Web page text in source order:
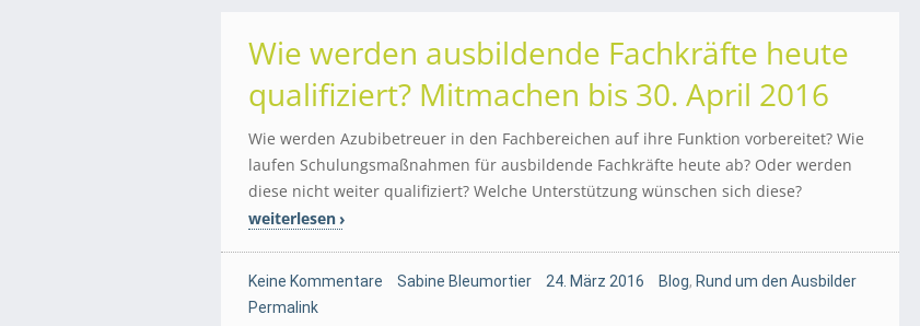
Wie werden ausbildende Fachkräfte heute
qualifiziert? Mitmachen bis 30. April 2016
Wie werden Azubibetreuer in den Fachbereichen auf ihre Funktion vorbereitet? Wie
laufen Schulungsmaßnahmen für ausbildende Fachkräfte heute ab? Oder werden
diese nicht weiter qualifiziert? Welche Unterstützung wünschen sich diese?
weiterlesen
Keine Kommentare Sabine Bleumortier 24. März 2016 Blog, Rund um den Ausbilder
Permalink